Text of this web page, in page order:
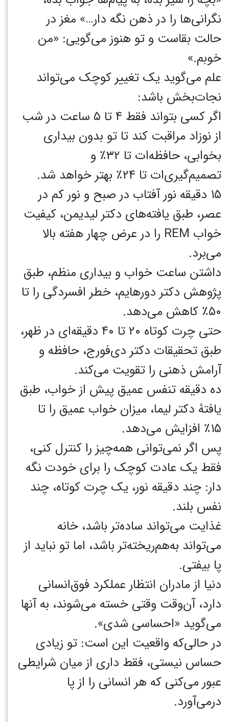
نگرانی‌ها را در ذهن نگه دار…» مغز در
حالت بقاست و تو هنوز می‌گویی: «من
خوبم.»
علم می‌گوید یک تغییر کوچک می‌تواند
نجات‌بخش باشد:
اگر کسی بتواند فقط ۴ تا ۵ ساعت در شب
از نوزاد مراقبت کند تا تو بدون بیداری
بخوابی، حافظه‌ات تا ۳۲٪ و
تصمیم‌گیری‌ات تا ۲۴٪ بهتر خواهد شد.
۱۵ دقیقه نور آفتاب در صبح و نور کم در
عصر، طبق یافته‌های دکتر لیدیمن، کیفیت
خواب REM را در عرض چهار هفته بالا
می‌برد.
داشتن ساعت خواب و بیداری منظم، طبق
پژوهش دکتر دورهایم، خطر افسردگی را تا
۵۰٪ کاهش می‌دهد.
حتی چرت کوتاه ۲۰ تا ۴۰ دقیقه‌ای در ظهر،
طبق تحقیقات دکتر دی‌فورج، حافظه و
آرامش ذهنی را تقویت می‌کند.
ده دقیقه تنفس عمیق پیش از خواب، طبق
یافتهٔ دکتر لیما، میزان خواب عمیق را تا
۱۵٪ افزایش می‌دهد.
پس اگر نمی‌توانی همه‌چیز را کنترل کنی،
فقط یک عادت کوچک را برای خودت نگه
دار: چند دقیقه نور، یک چرت کوتاه، چند
نفس بلند.
غذایت می‌تواند ساده‌تر باشد، خانه
می‌تواند به‌هم‌ریخته‌تر باشد، اما تو نباید از
پا بیفتی.
دنیا از مادران انتظار عملکرد فوق‌انسانی
دارد، آن‌وقت وقتی خسته می‌شوند، به آنها
می‌گوید «احساسی شدی».
در حالی‌که واقعیت این است: تو زیادی
حساس نیستی، فقط داری از میان شرایطی
عبور می‌کنی که هر انسانی را از پا
درمی‌آورد.